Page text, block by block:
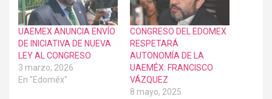
UAEMEX ANUNCIA ENVÍO
DE INICIATIVA DE NUEVA
LEY AL CONGRESO
3 marzo, 2026
En "Edoméx"
CONGRESO DEL EDOMEX
RESPETARÁ
AUTONOMÍA DE LA
UAEMÉX: FRANCISCO
VÁZQUEZ
8 mayo, 2025